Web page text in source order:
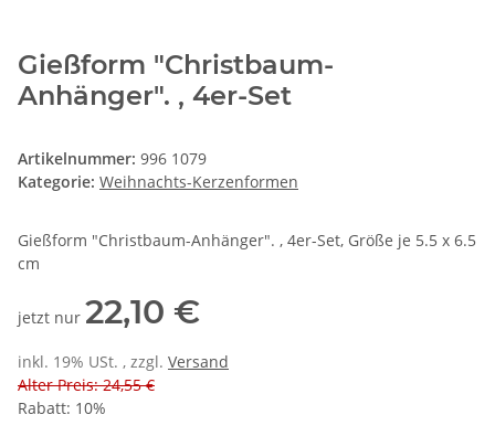
Gießform "Christbaum-
Anhänger". , 4er-Set
Artikelnummer: 996 1079
Kategorie: Weihnachts-Kerzenformen
Gießform "Christbaum-Anhänger". , 4er-Set, Größe je 5.5 x 6.5
cm
jetzt nur 22,10 €
inkl. 19% USt. , zzgl. Versand
Alter Preis: 24,55 €
Rabatt: 10%